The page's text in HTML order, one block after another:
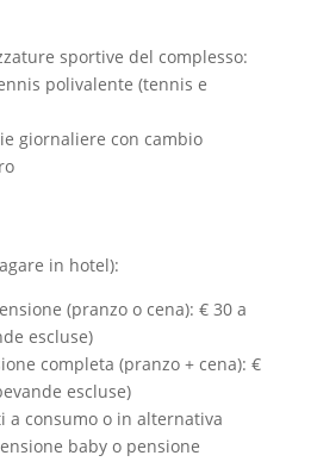
sportive del complesso:
polivalente (tennis e
giornaliere con cambio
in hotel):
(pranzo o cena): € 30 a
escluse)
completa (pranzo + cena): €
escluse)
a consumo o in alternativa
baby o pensione